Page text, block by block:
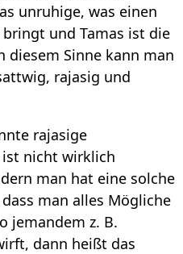
unruhige, was einen
und Tamas ist die
diesem Sinne kann man
rajasig und
rajasige
nicht wirklich
man hat eine solche
man alles Mögliche
jemandem z. B.
dann heißt das